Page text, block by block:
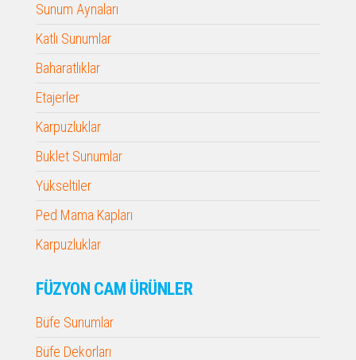
Sunum Aynaları
Katlı Sunumlar
Baharatlıklar
Etajerler
Karpuzluklar
Buklet Sunumlar
Yükseltiler
Ped Mama Kapları
Karpuzluklar
FÜZYON CAM ÜRÜNLER
Büfe Sunumlar
Büfe Dekorları